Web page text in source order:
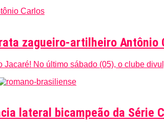
zagueiro-artilheiro Antônio
Jacaré! No último sábado (05), o clube
lateral bicampeão da Série C